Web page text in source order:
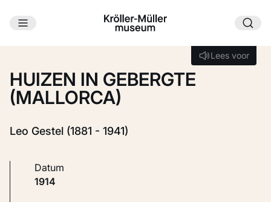
Ga naar hoofdinhoud
Lees voor
Lees voor
HUIZEN IN GEBERGTE
(MALLORCA)
Leo Gestel (1881 - 1941)
Datum
1914